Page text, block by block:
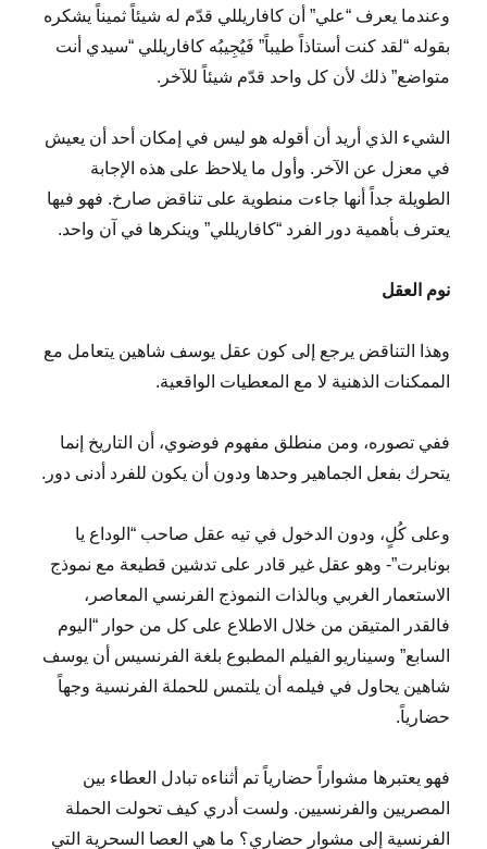
وعندما يعرف “علي” أن كافاريللي قدّم له شيئاً ثميناً يشكره
بقوله “لقد كنت أستاذاً طيباً” فَيُجِيبُه كافاريللي “سيدي أنت
متواضع” ذلك لأن كل واحد قدّم شيئاً للآخر.
الشيء الذي أريد أن أقوله هو ليس في إمكان أحد أن يعيش
في معزل عن الآخر. وأول ما يلاحظ على هذه الإجابة
الطويلة جداً أنها جاءت منطوية على تناقض صارخ. فهو فيها
يعترف بأهمية دور الفرد “كافاريللي” وينكرها في آن واحد.
نوم العقل
وهذا التناقض يرجع إلى كون عقل يوسف شاهين يتعامل مع
الممكنات الذهنية لا مع المعطيات الواقعية.
ففي تصوره، ومن منطلق مفهوم فوضوي، أن التاريخ إنما
يتحرك بفعل الجماهير وحدها ودون أن يكون للفرد أدنى دور.
وعلى كُلٍ، ودون الدخول في تيه عقل صاحب “الوداع يا
بونابرت”- وهو عقل غير قادر على تدشين قطيعة مع نموذج
الاستعمار الغربي وبالذات النموذج الفرنسي المعاصر،
فالقدر المتيقن من خلال الاطلاع على كل من حوار “اليوم
السابع” وسيناريو الفيلم المطبوع بلغة الفرنسيس أن يوسف
شاهين يحاول في فيلمه أن يلتمس للحملة الفرنسية وجهاً
حضارياً.
فهو يعتبرها مشواراً حضارياً تم أثناءه تبادل العطاء بين
المصريين والفرنسيين. ولست أدري كيف تحولت الحملة
الفرنسية إلى مشوار حضاري؟ ما هي العصا السحرية التي